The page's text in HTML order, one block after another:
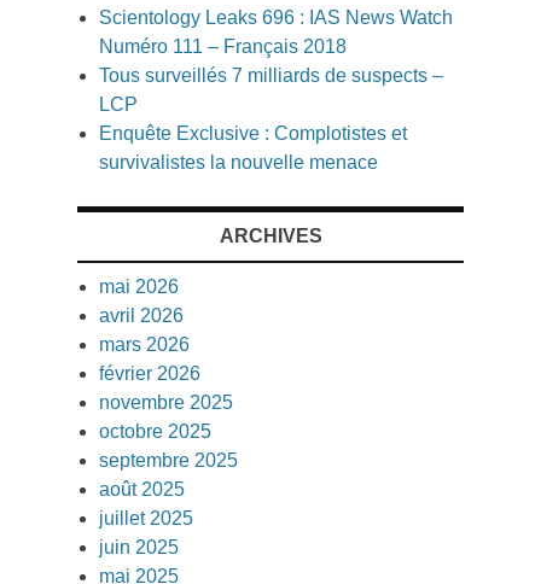
Scientology Leaks 696 : IAS News Watch
Numéro 111 – Français 2018
Tous surveillés 7 milliards de suspects –
LCP
Enquête Exclusive : Complotistes et
survivalistes la nouvelle menace
ARCHIVES
mai 2026
avril 2026
mars 2026
février 2026
novembre 2025
octobre 2025
septembre 2025
août 2025
juillet 2025
juin 2025
mai 2025